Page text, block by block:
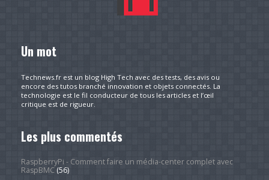
Un mot
Technews.fr est un blog High Tech avec des tests, des avis ou
encore des tutos branché innovation et objets connectés. La
technologie est le fil conducteur de tous les articles et l’œil
critique est de rigueur.
Les plus commentés
RaspberryPi - Comment faire un média-center complet avec
RaspBMC(56)